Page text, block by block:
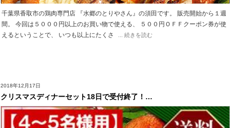
千葉県香取市の鶏肉専門店 『水郷のとりやさん』の須田です。 販売開始から１週
間。 今回は５０００円以上のお買い物で使える、 ５００円ＯＦＦクーポン券が使
えるということで、 いつも以上にたくさ
... 続きを読む
2018年12月17日
クリスマスディナーセット18日で受付終了！…